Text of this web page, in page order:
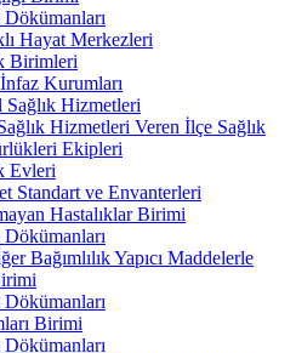
Hayat Merkezleri
Birimleri
Kurumları
Hizmetleri
Hizmetleri Veren İlçe Sağlık
Ekipleri
Evleri
Standart ve Envanterleri
Hastalıklar Birimi
Bağımlılık Yapıcı Maddelerle
Birimi